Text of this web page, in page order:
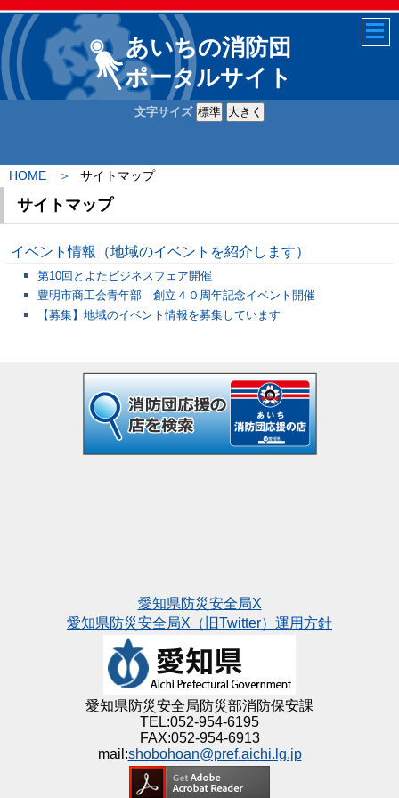
あいちの消防団
ポータルサイト
文字サイズ
HOME サイトマップ
サイトマップ
イベント情報（地域のイベントを紹介します）
第10回とよたビジネスフェア開催
豊明市商工会青年部 創立４０周年記念イベント開催
【募集】地域のイベント情報を募集しています
愛知県防災安全局X
愛知県防災安全局X（旧Twitter）運用方針
愛知県防災安全局防災部消防保安課
TEL:052-954-6195
FAX:052-954-6913
mail:shobohoan@pref.aichi.lg.jp